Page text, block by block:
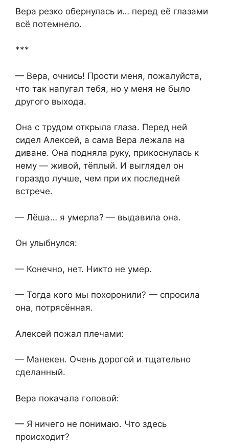
Вера резко обернулась и… перед её глазами
всё потемнело.
***
— Вера, очнись! Прости меня, пожалуйста,
что так напугал тебя, но у меня не было
другого выхода.
Она с трудом открыла глаза. Перед ней
сидел Алексей, а сама Вера лежала на
диване. Она подняла руку, прикоснулась к
нему — живой, тёплый. И выглядел он
гораздо лучше, чем при их последней
встрече.
— Лёша… я умерла? — выдавила она.
Он улыбнулся:
— Конечно, нет. Никто не умер.
— Тогда кого мы похоронили? — спросила
она, потрясённая.
Алексей пожал плечами:
— Манекен. Очень дорогой и тщательно
сделанный.
Вера покачала головой:
— Я ничего не понимаю. Что здесь
происходит?